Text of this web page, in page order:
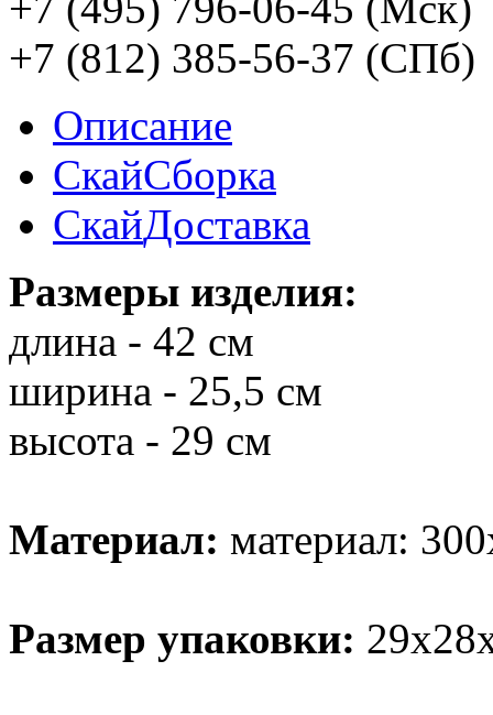
+7 (812) 385-56-37 (СПб)
Описание
СкайСборка
СкайДоставка
Размеры изделия:
длина - 42 см
ширина - 25,5 см
высота - 29 см
Материал: материал:
Размер упаковки: